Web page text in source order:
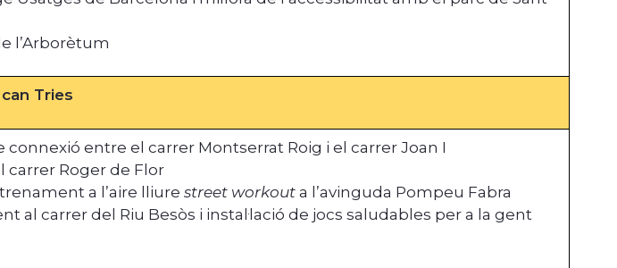
l’Arborètum
Tries
entre el carrer Montserrat Roig i el carrer Joan I
carrer Roger de Flor
a l’aire lliure street workout a l’avinguda Pompeu Fabra
al carrer del Riu Besòs i instal·lació de jocs saludables per a la gent